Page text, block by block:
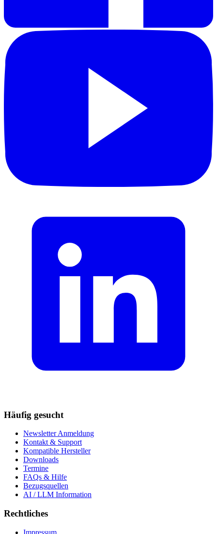
Häufig gesucht
Newsletter Anmeldung
Kontakt & Support
Kompatible Hersteller
Downloads
Termine
FAQs & Hilfe
Bezugsquellen
AI / LLM Information
Rechtliches
Impressum